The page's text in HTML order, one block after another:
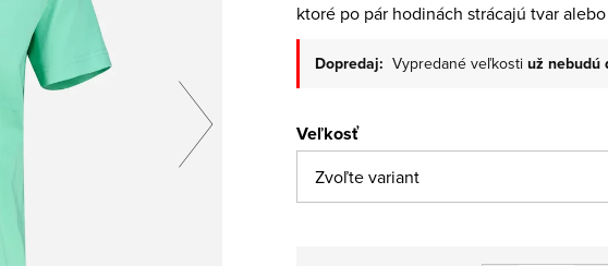
ktoré po pár hodinách strácajú tvar
Dopredaj: Vypredané veľkosti už nebudú
Veľkosť